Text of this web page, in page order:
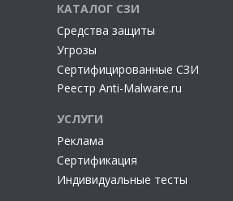
КАТАЛОГ СЗИ
Cредства защиты
Угрозы
Сертифицированные СЗИ
Реестр Anti-Malware.ru
УСЛУГИ
Реклама
Сертификация
Индивидуальные тесты